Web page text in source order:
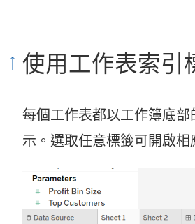
使用工作表索引
每個工作表都以工作簿底部
示。選取任意標籤可開啟相